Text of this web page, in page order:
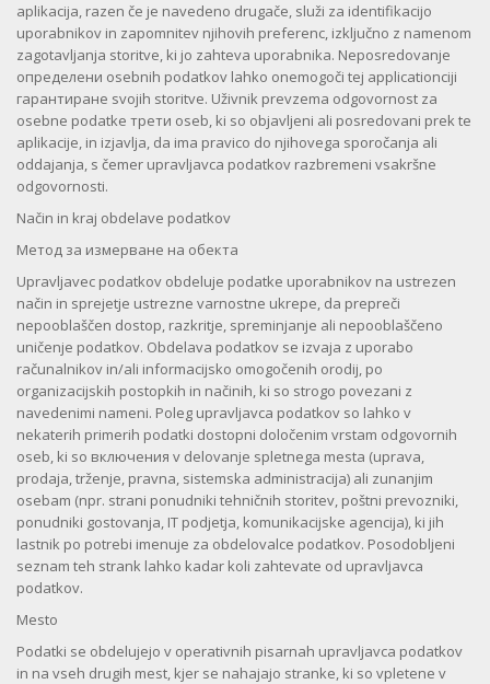
aplikacija, razen če je navedeno drugače, služi za identifikacijo
uporabnikov in zapomnitev njihovih preferenc, izključno z namenom
zagotavljanja storitve, ki jo zahteva uporabnika. Neposredovanje
определени osebnih podatkov lahko onemogoči tej applicationciji
гарантиране svojih storitve. Uživnik prevzema odgovornost za
osebne podatke трети oseb, ki so objavljeni ali posredovani prek te
aplikacije, in izjavlja, da ima pravico do njihovega sporočanja ali
oddajanja, s čemer upravljavca podatkov razbremeni vsakršne
odgovornosti.
Način in kraj obdelave podatkov
Метод за измерване на обекта
Upravljavec podatkov obdeluje podatke uporabnikov na ustrezen
način in sprejetje ustrezne varnostne ukrepe, da prepreči
nepooblaščen dostop, razkritje, spreminjanje ali nepooblaščeno
uničenje podatkov. Obdelava podatkov se izvaja z uporabo
računalnikov in/ali informacijsko omogočenih orodij, po
organizacijskih postopkih in načinih, ki so strogo povezani z
navedenimi nameni. Poleg upravljavca podatkov so lahko v
nekaterih primerih podatki dostopni določenim vrstam odgovornih
oseb, ki so включения v delovanje spletnega mesta (uprava,
prodaja, trženje, pravna, sistemska administracija) ali zunanjim
osebam (npr. strani ponudniki tehničnih storitev, poštni prevozniki,
ponudniki gostovanja, IT podjetja, komunikacijske agencija), ki jih
lastnik po potrebi imenuje za obdelovalce podatkov. Posodobljeni
seznam teh strank lahko kadar koli zahtevate od upravljavca
podatkov.
Mesto
Podatki se obdelujejo v operativnih pisarnah upravljavca podatkov
in na vseh drugih mest, kjer se nahajajo stranke, ki so vpletene v